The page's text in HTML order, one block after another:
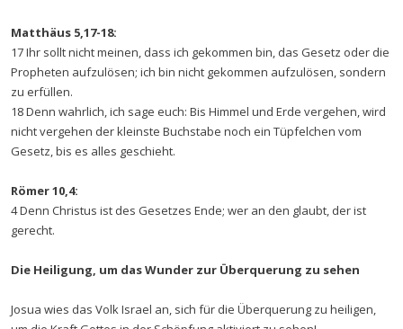
Matthäus 5,17-18:
17 Ihr sollt nicht meinen, dass ich gekommen bin, das Gesetz oder die
Propheten aufzulösen; ich bin nicht gekommen aufzulösen, sondern
zu erfüllen.
18 Denn wahrlich, ich sage euch: Bis Himmel und Erde vergehen, wird
nicht vergehen der kleinste Buchstabe noch ein Tüpfelchen vom
Gesetz, bis es alles geschieht.
Römer 10,4:
4 Denn Christus ist des Gesetzes Ende; wer an den glaubt, der ist
gerecht.
Die Heiligung, um das Wunder zur Überquerung zu sehen
Josua wies das Volk Israel an, sich für die Überquerung zu heiligen,